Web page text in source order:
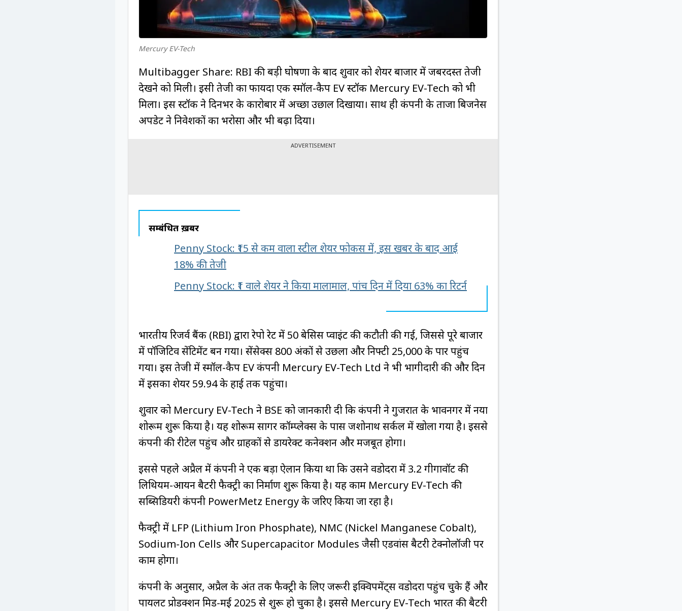
Mercury EV-Tech
Multibagger Share: RBI की बड़ी घोषणा के बाद शुक्रवार को शेयर बाजार में जबरदस्त तेजी
देखने को मिली। इसी तेजी का फायदा एक स्मॉल-कैप EV स्टॉक Mercury EV-Tech को भी
मिला। इस स्टॉक ने दिनभर के कारोबार में अच्छा उछाल दिखाया। साथ ही कंपनी के ताजा बिजनेस
अपडेट ने निवेशकों का भरोसा और भी बढ़ा दिया।
ADVERTISEMENT
सम्बंधित ख़बरें
Penny Stock: ₹15 से कम वाला स्टील शेयर फोकस में, इस खबर के बाद आई
18% की तेजी
Penny Stock: ₹1 वाले शेयर ने किया मालामाल, पांच दिन में दिया 63% का रिटर्न
भारतीय रिजर्व बैंक (RBI) द्वारा रेपो रेट में 50 बेसिस प्वाइंट की कटौती की गई, जिससे पूरे बाजार
में पॉजिटिव सेंटिमेंट बन गया। सेंसेक्स 800 अंकों से उछला और निफ्टी 25,000 के पार पहुंच
गया। इस तेजी में स्मॉल-कैप EV कंपनी Mercury EV-Tech Ltd ने भी भागीदारी की और दिन
में इसका शेयर ₹59.94 के हाई तक पहुंचा।
शुक्रवार को Mercury EV-Tech ने BSE को जानकारी दी कि कंपनी ने गुजरात के भावनगर में नया
शोरूम शुरू किया है। यह शोरूम सागर कॉम्प्लेक्स के पास जशोनाथ सर्कल में खोला गया है। इससे
कंपनी की रीटेल पहुंच और ग्राहकों से डायरेक्ट कनेक्शन और मजबूत होगा।
इससे पहले अप्रैल में कंपनी ने एक बड़ा ऐलान किया था कि उसने वडोदरा में 3.2 गीगावॉट की
लिथियम-आयन बैटरी फैक्ट्री का निर्माण शुरू किया है। यह काम Mercury EV-Tech की
सब्सिडियरी कंपनी PowerMetz Energy के जरिए किया जा रहा है।
फैक्ट्री में LFP (Lithium Iron Phosphate), NMC (Nickel Manganese Cobalt),
Sodium-Ion Cells और Supercapacitor Modules जैसी एडवांस बैटरी टेक्नोलॉजी पर
काम होगा।
कंपनी के अनुसार, अप्रैल के अंत तक फैक्ट्री के लिए जरूरी इक्विपमेंट्स वडोदरा पहुंच चुके हैं और
पायलट प्रोडक्शन मिड-मई 2025 से शुरू हो चुका है। इससे Mercury EV-Tech भारत की बैटरी